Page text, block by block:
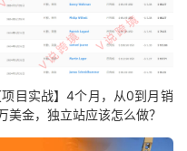
项目实战】4个月，从0到月销
美金，独立站应该怎么做？